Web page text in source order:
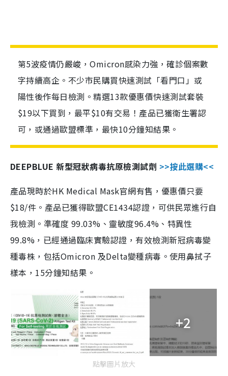
第5波疫情仍嚴峻，Omicron感染力強，確診個案數
字持續高企。不少市民購買快速測試「看門口」或
陽性後作每日檢測。精選13款優惠價快速測試套裝
$19以下買到，最平$10有交易！產品已獲衛生署認
可，或通過歐盟標準，最快10分鐘知結果。
DEEPBLUE 新型冠狀病毒抗原檢測試劑 >>按此選購<<
產品現時於HK Medical Mask官網有售，優惠價只要
$18/件。產品已獲得歐盟CE1434認證，可供民眾進行自
我檢測。準確度 99.03%、靈敏度96.4%、特異性
99.8%，已經通過臨床實驗認證，有效檢測新冠病毒變
種毒株，包括Omicron 及Delta變種病毒。使用鼻拭子
樣本，15分鐘知結果。
+2
點擊圖片放大